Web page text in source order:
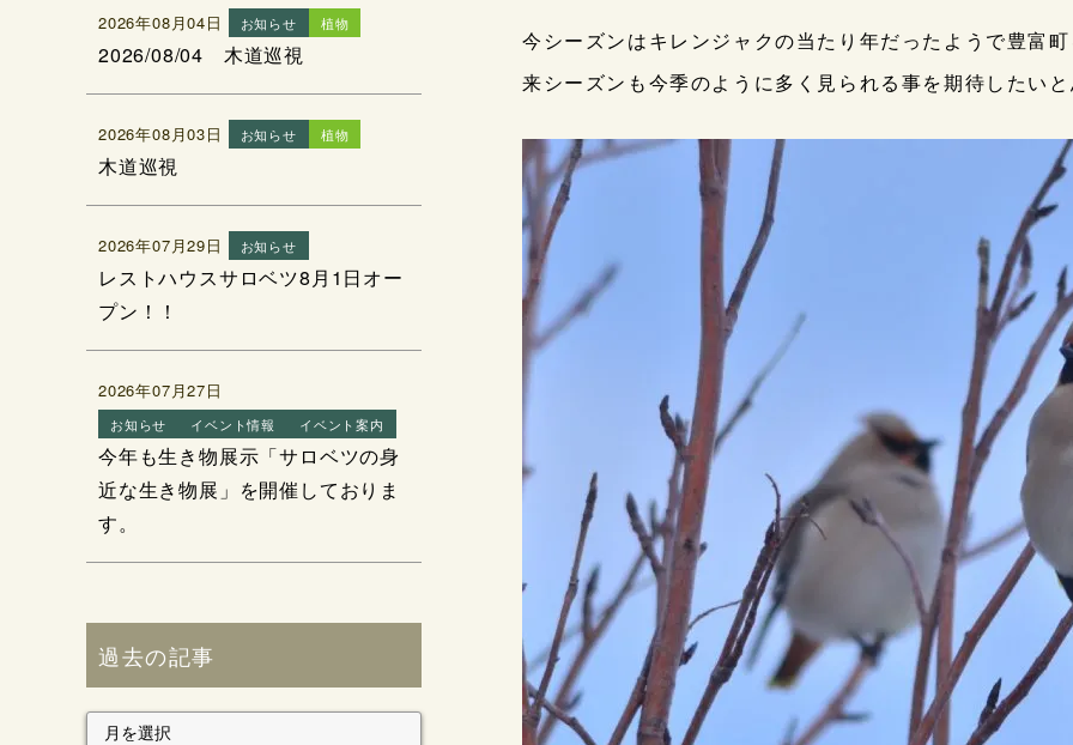
今シーズンはキレンジャクの当たり年だったようで豊富
来シーズンも今季のように多く見られる事を期待したい
2026年08月04日 お知らせ 植物
2026/08/04 木道巡視
2026年08月03日 お知らせ 植物
木道巡視
2026年07月29日 お知らせ
レストハウスサロベツ8月1日オー
プン！！
2026年07月27日
お知らせ イベント情報 イベント案内
今年も生き物展示「サロベツの身
近な生き物展」を開催しておりま
す。
過去の記事